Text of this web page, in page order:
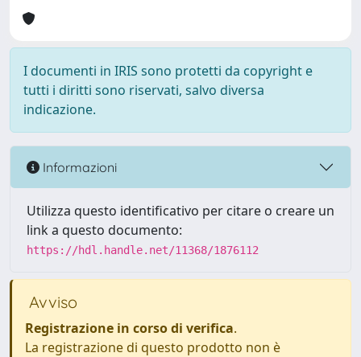
I documenti in IRIS sono protetti da copyright e
tutti i diritti sono riservati, salvo diversa
indicazione.
Informazioni
Utilizza questo identificativo per citare o creare un
link a questo documento:
https://hdl.handle.net/11368/1876112
Avviso
Registrazione in corso di verifica.
La registrazione di questo prodotto non è